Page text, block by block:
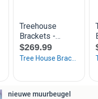
nieuwe muurbeugel